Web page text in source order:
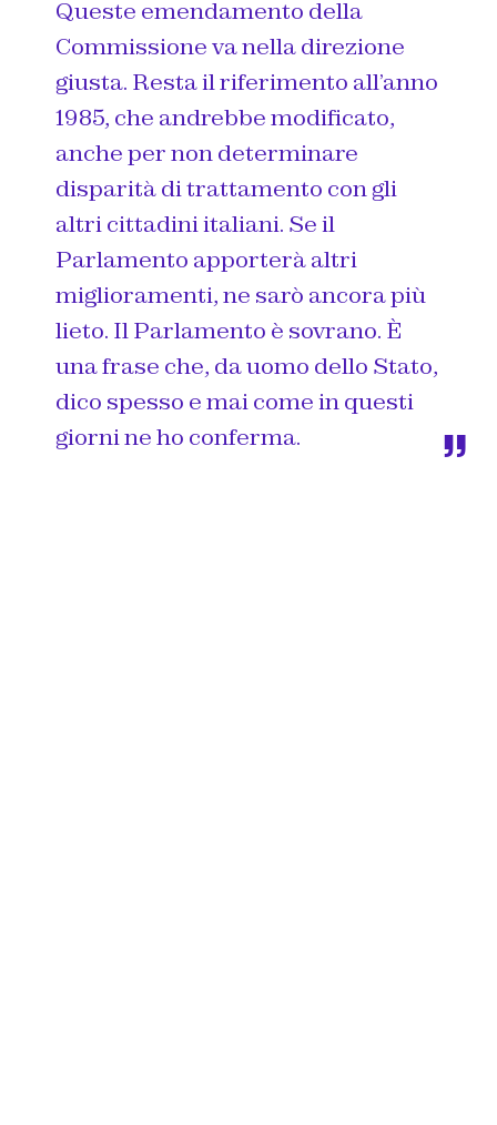
Queste emendamento della
Commissione va nella direzione
giusta. Resta il riferimento all’anno
1985, che andrebbe modificato,
anche per non determinare
disparità di trattamento con gli
altri cittadini italiani. Se il
Parlamento apporterà altri
miglioramenti, ne sarò ancora più
lieto. Il Parlamento è sovrano. È
una frase che, da uomo dello Stato,
dico spesso e mai come in questi
giorni ne ho conferma.